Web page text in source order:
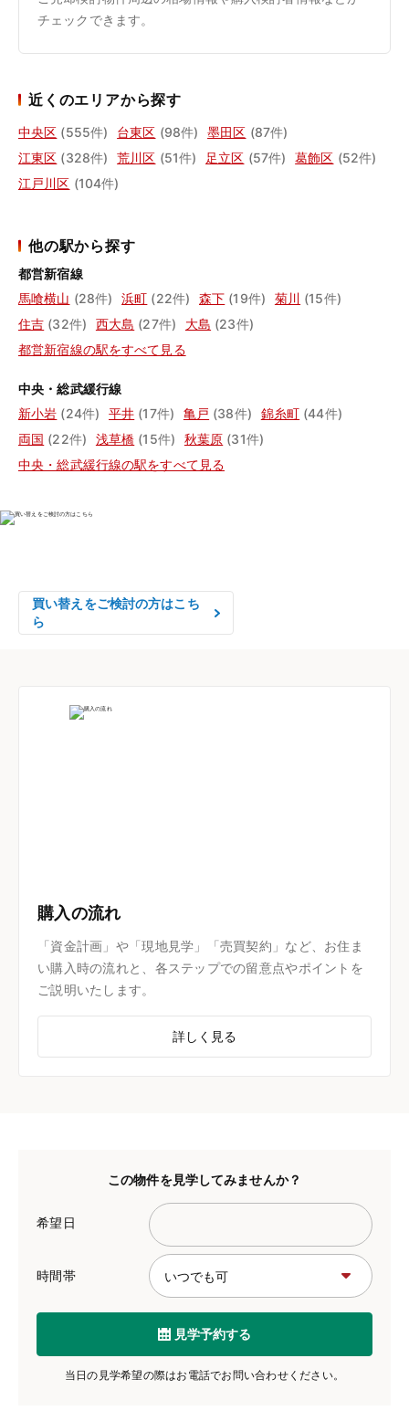
チェックできます。
近くのエリアから探す
中央区 (555件) 台東区 (98件) 墨田区 (87件)
江東区 (328件) 荒川区 (51件) 足立区 (57件) 葛飾区 (52件)
江戸川区 (104件)
他の駅から探す
都営新宿線
馬喰横山 (28件) 浜町 (22件) 森下 (19件) 菊川 (15件)
住吉 (32件) 西大島 (27件) 大島 (23件)
都営新宿線の駅をすべて見る
中央・総武緩行線
新小岩 (24件) 平井 (17件) 亀戸 (38件) 錦糸町 (44件)
両国 (22件) 浅草橋 (15件) 秋葉原 (31件)
中央・総武緩行線の駅をすべて見る
買い替えをご検討の方はこち
ら
購入の流れ
「資金計画」や「現地見学」「売買契約」など、お住ま
い購入時の流れと、各ステップでの留意点やポイントを
ご説明いたします。
詳しく見る
この物件を見学してみませんか？
希望日
時間帯
見学予約する
当日の見学希望の際はお電話でお問い合わせください。